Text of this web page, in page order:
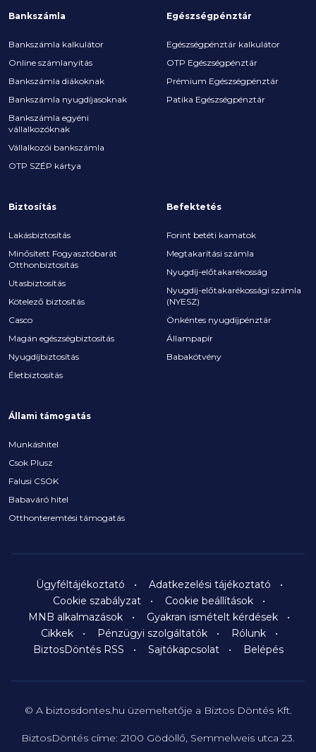
Bankszámla
Bankszámla kalkulátor
Online számlanyitás
Bankszámla diákoknak
Bankszámla nyugdíjasoknak
Bankszámla egyéni
vállalkozóknak
Vállalkozói bankszámla
OTP SZÉP kártya
Egészségpénztár
Egészségpénztár kalkulátor
OTP Egészségpénztár
Prémium Egészségpénztár
Patika Egészségpénztár
Biztosítás
Lakásbiztosítás
Minősített Fogyasztóbarát
Otthonbiztosítás
Utasbiztosítás
Kötelező biztosítás
Casco
Magán egészségbiztosítás
Nyugdíjbiztosítás
Életbiztosítás
Befektetés
Forint betéti kamatok
Megtakarítási számla
Nyugdíj-előtakarékosság
Nyugdíj-előtakarékossági számla
(NYESZ)
Önkéntes nyugdíjpénztár
Állampapír
Babakötvény
Állami támogatás
Munkáshitel
Csok Plusz
Falusi CSOK
Babaváró hitel
Otthonteremtési támogatás
Ügyféltájékoztató
Adatkezelési tájékoztató
Cookie szabályzat
Cookie beállítások
MNB alkalmazások
Gyakran ismételt kérdések
Cikkek
Pénzügyi szolgáltatók
Rólunk
BiztosDöntés RSS
Sajtókapcsolat Belépés
© A biztosdontes.hu üzemeltetője a Biztos Döntés Kft.
BiztosDöntés címe: 2100 Gödöllő, Semmelweis utca 23.